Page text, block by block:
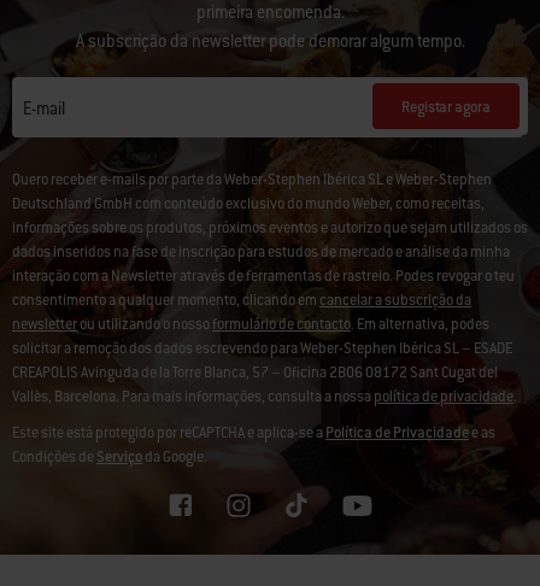
primeira encomenda.
A subscrição da newsletter pode demorar algum tempo.
E-mail Registar agora
Quero receber e-mails por parte da Weber-Stephen Ibérica SL e Weber-Stephen
Deutschland GmbH com conteúdo exclusivo do mundo Weber, como receitas,
informações sobre os produtos, próximos eventos e autorizo que sejam utilizados os
dados inseridos na fase de inscrição para estudos de mercado e análise da minha
interação com a Newsletter através de ferramentas de rastreio. Podes revogar o teu
consentimento a qualquer momento, clicando em cancelar a subscrição da
newsletterou utilizando o nossoformulário de contacto. Em alternativa, podes
solicitar a remoção dos dados escrevendo para Weber-Stephen Ibérica SL – ESADE
CREAPOLIS Avinguda de la Torre Blanca, 57 – Oficina 2B06 08172 Sant Cugat del
Vallès, Barcelona. Para mais informações, consulta a nossapolítica de privacidade.
Este site está protegido por reCAPTCHA e aplica-se aPolítica de Privacidadee as
Condições deServiçoda Google.